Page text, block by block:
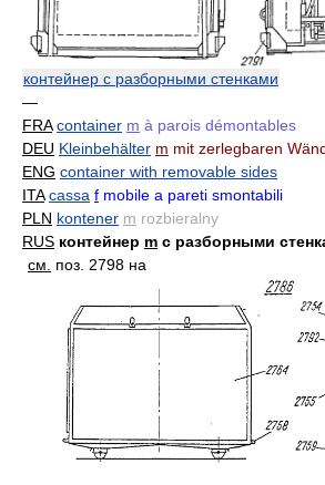
контейнер с разборными стенками
—
FRA container m à parois démontables
DEU Kleinbehälter m mit zerlegbaren
ENG container with removable sides
ITA cassa f mobile a pareti smontabili
PLN kontener m rozbieralny
RUS контейнер m с разборными
см.
поз. 2798 на